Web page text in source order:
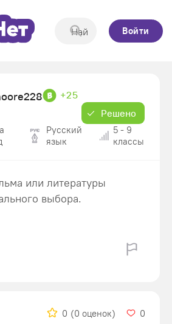
Войти
+25
Решено
Русский
язык
5 - 9
классы
или литературы
выбора.
0 (0 оценок) 0